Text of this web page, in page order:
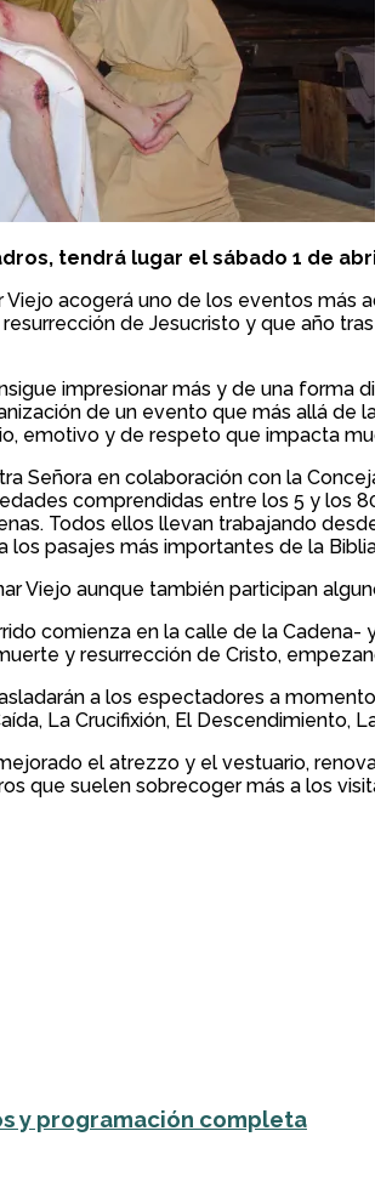
tendrá lugar el sábado 1 de
acogerá uno de los eventos
de Jesucristo y que año
impresionar más y de una
de un evento que más allá
emotivo y de respeto que impacta
Señora en colaboración con la
comprendidas entre los 5 y los
Todos ellos llevan trabajando
pasajes más importantes de la
Viejo aunque también participan
comienza en la calle de la
y resurrección de Cristo,
a los espectadores a
La Crucifixión, El Descendimiento,
el atrezzo y el vestuario,
que suelen sobrecoger más a los
y programación completa